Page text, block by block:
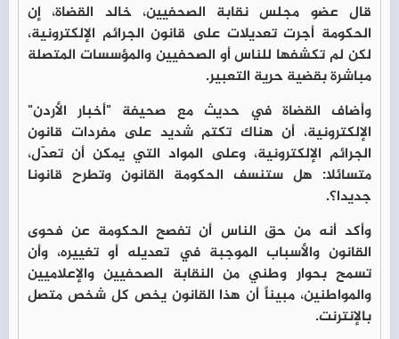
قال عضو مجلس نقابة الصحفيين، خالد القضاة، إن
الحكومة أجرت تعديلات على قانون الجرائم الإلكترونية،
لكن لم تكشفها للناس أو الصحفيين والمؤسسات المتصلة
مباشرة بقضية حرية التعبير.
وأضاف القضاة في حديث مع صحيفة "أخبار الأردن"
الإلكترونية، أن هناك تكتم شديد على مفردات قانون
الجرائم الإلكترونية، وعلى المواد التي يمكن أن تعدّل،
متسائلا: هل ستنسف الحكومة القانون وتطرح قانونا
جديدا؟.
وأكد أنه من حق الناس أن تفصح الحكومة عن فحوى
القانون والأسباب الموجبة في تعديله أو تغييره، وأن
تسمح بحوار وطني من النقابة الصحفيين والإعلاميين
والمواطنين، مبيناً أن هذا القانون يخص كل شخص متصل
بالإنترنت.